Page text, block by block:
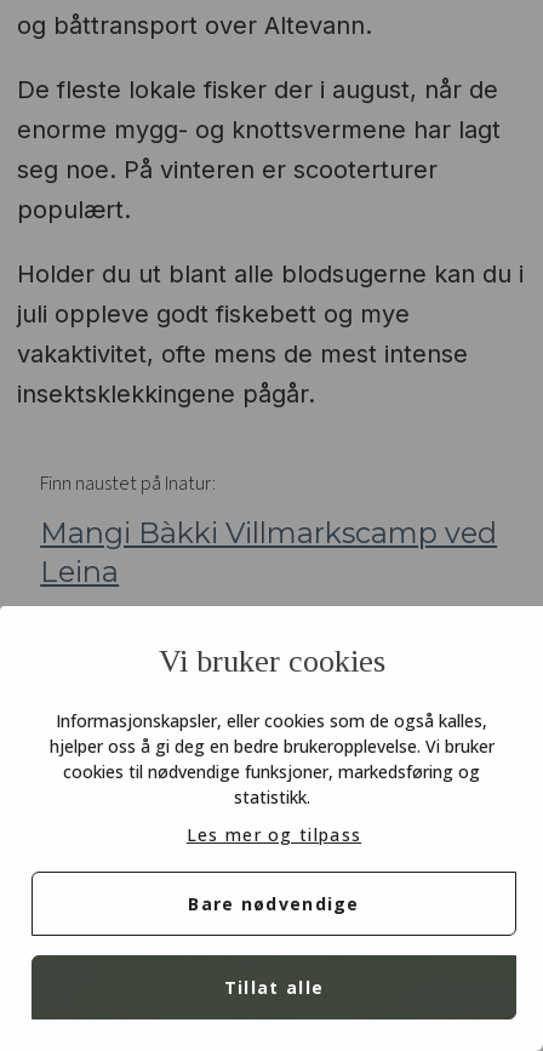
Vi bruker cookies
Informasjonskapsler, eller cookies som de også kalles,
hjelper oss å gi deg en bedre brukeropplevelse. Vi bruker
cookies til nødvendige funksjoner, markedsføring og
statistikk.
Les mer og tilpass
Bare nødvendige
Tillat alle
og båttransport over Altevann.
De fleste lokale fisker der i august, når de
enorme mygg- og knottsvermene har lagt
seg noe. På vinteren er scooterturer
populært.
Holder du ut blant alle blodsugerne kan du i
juli oppleve godt fiskebett og mye
vakaktivitet, ofte mens de mest intense
insektsklekkingene pågår.
Finn naustet på Inatur:
Mangi Bàkki Villmarkscamp ved
Leina
10. Storhøbu i Reinheimen